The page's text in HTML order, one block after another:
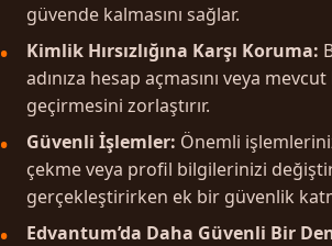
güvende kalmasını sağlar.
Kimlik Hırsızlığına Karşı Koruma:
adınıza hesap açmasını veya mevcut
geçirmesini zorlaştırır.
Güvenli İşlemler: Önemli
çekme veya profil bilgilerinizi
gerçekleştirirken ek bir güvenlik
Edvantum’da Daha Güvenli Bir